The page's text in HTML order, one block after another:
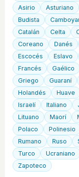
Asirio
Asturiano
Budista
Catalán
Celta
Coreano
Danés
Escocés
Eslavo
Francés
Gaélico
Griego
Guaraní
Holandés
Huave
Israelí
Italiano
Lituano
Maorí
Polaco
Polinesio
Rumano
Ruso
Turco
Ucraniano
Zapoteco